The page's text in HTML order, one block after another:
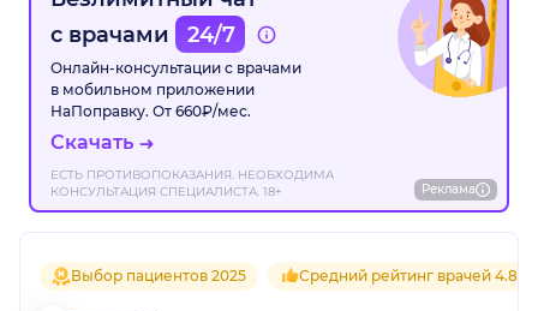
с врачами
24/7
Онлайн-консультации с врачами
в мобильном приложении
НаПоправку. От 660₽/мес.
Скачать
ЕСТЬ ПРОТИВОПОКАЗАНИЯ. НЕОБХОДИМА
КОНСУЛЬТАЦИЯ СПЕЦИАЛИСТА. 18+
Реклама
Выбор пациентов 2025 Средний рейтинг врачей 4.8